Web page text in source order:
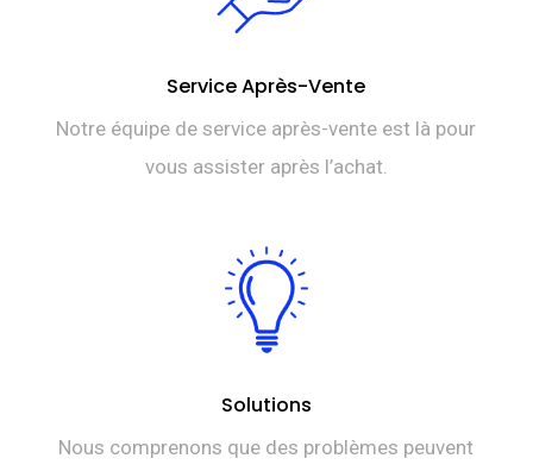
Service Après-Vente
Notre équipe de service après-vente est là pour
vous assister après l’achat.
Solutions
Nous comprenons que des problèmes peuvent